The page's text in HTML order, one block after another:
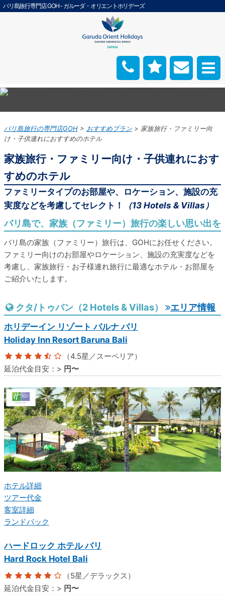
バリ島旅行専門店 GOH - ガルーダ・オリエントホリデーズ
バリ島旅行の専門店GOH おすすめプラン
家族旅行・ファミリー向
け・子供連れにおすすめのホテル
家族旅行・ファミリー向け・子供連れにおす
すめのホテル
ファミリータイプのお部屋や、ロケーション、施設の充
実度などを考慮してセレクト！
（13 Hotels & Villas）
バリ島で、家族（ファミリー）旅行の楽しい思い出を
バリ島の家族（ファミリー）旅行は、GOHにお任せください。
ファミリー向けのお部屋やロケーション、施設の充実度などを
考慮し、家族旅行・お子様連れ旅行に最適なホテル・お部屋を
ご紹介いたします。
クタ/トゥバン（2 Hotels & Villas） エリア情報
ホリデーイン リゾート バルナ バリ
Holiday Inn Resort Baruna Bali
（4.5星／スーペリア）
延泊代金目安： > 円〜
ホテル詳細
ツアー代金
客室詳細
ランドパック
ハードロック ホテル バリ
Hard Rock Hotel Bali
（5星／デラックス）
延泊代金目安： > 円〜